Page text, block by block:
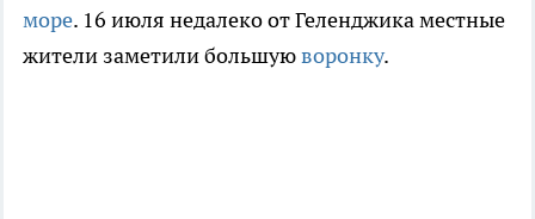
море. 16 июля недалеко от Геленджика местные
жители заметили большуюворонку.